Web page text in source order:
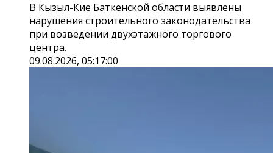
В Кызыл-Кие Баткенской области выявлены
нарушения строительного законодательства
при возведении двухэтажного торгового
центра.
09.08.2026, 05:17:00